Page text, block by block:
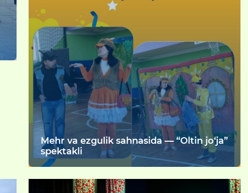
Mehr va ezgulik sahnasida — “Oltin jo‘ja”
spektakli